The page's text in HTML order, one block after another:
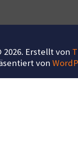
Erstellt von
von